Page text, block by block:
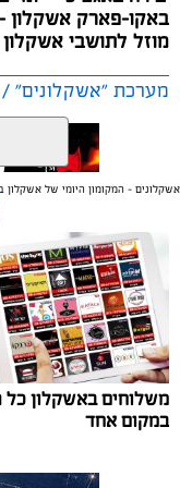
אשקלון להיות
כשההכנסות ישמשו
התשתיות ובהרחבת
מוזל לתושבי אשקלון
מערכת "אשקלונים" / 08:52 04.08.26
תגים:אשקלון, אקו
עיריית אשקלון
באגם׳ 3,
אשקלון.
השנה הפסטיבל
אשקלונים - המקומון היומי של אשקלון
משלוחים באשקלון
במקום אחד